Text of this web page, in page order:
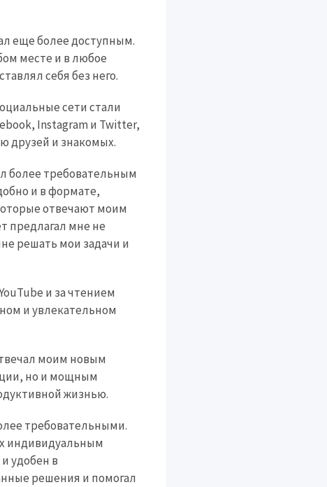
еще более доступным.
месте и в любое
себя без него.
сети стали
Instagram и Twitter,
друзей и знакомых.
более требовательным
и в формате,
отвечают моим
предлагал мне не
решать мои задачи и
и за чтением
и увлекательном
моим новым
но и мощным
жизнью.
требовательными.
индивидуальным
удобен в
решения и помогал